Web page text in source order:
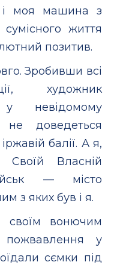
і моя машина з
життя
позитив.
Зробивши всі
художник
невідомому
доведеться
балії. А я,
Власній
— місто
з яких був і я.
своїм вонючим
пожвавлення у
сємки під